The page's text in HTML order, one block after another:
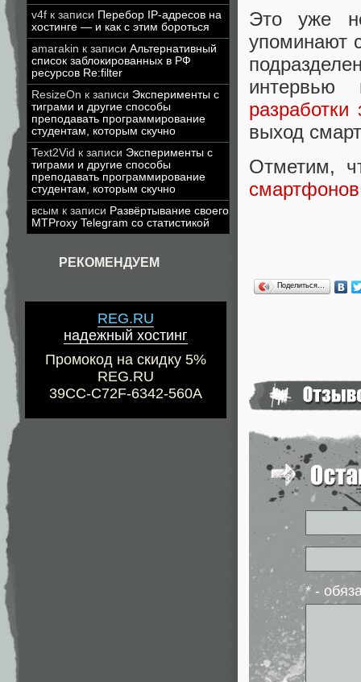
v4f к записи Перебор IP-адресов на
хостинге — и как с этим бороться
amarakin к записи Альтернативный
список заблокированных в РФ
ресурсов Re:filter
ResizeOn к записи Эксперименты с
тиграми и другие способы
преподавать программирование
студентам, которым скучно
Text2Vid к записи Эксперименты с
тиграми и другие способы
преподавать программирование
студентам, которым скучно
всым к записи Развёртывание своего
MTProxy Telegram со статистикой
РЕКОМЕНДУЕМ
REG.RU
надежный хостинг
Промокод на скидку 5%
REG.RU
39CC-C72F-6342-560A
Это уже
упоминают
выход
Отметим,
Поделиться…
* -